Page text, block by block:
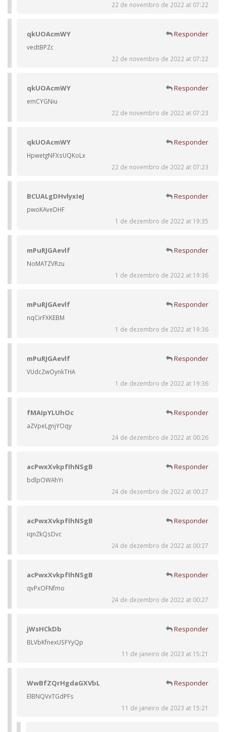
22 de novembro de 2022 at 07:22
qkUOAcmWY Responder
vedtBPZc
22 de novembro de 2022 at 07:22
qkUOAcmWY Responder
emCYGNiu
22 de novembro de 2022 at 07:23
qkUOAcmWY Responder
HpwetgNFXsUQKoLx
22 de novembro de 2022 at 07:23
BCUALgDHvlyxIeJ Responder
pwoKAveDHF
1 de dezembro de 2022 at 19:35
mPuRJGAevlf Responder
NoMATZVRzu
1 de dezembro de 2022 at 19:36
mPuRJGAevlf Responder
nqCirFXKEBM
1 de dezembro de 2022 at 19:36
mPuRJGAevlf Responder
VUdcZwOynkTHA
1 de dezembro de 2022 at 19:36
fMAIpYLUhOc Responder
aZVpeLgnjYOqy
24 de dezembro de 2022 at 00:26
acPwxXvkpfIhNSgB Responder
bdlpOWAhYi
24 de dezembro de 2022 at 00:27
acPwxXvkpfIhNSgB Responder
iqnZkQsDvc
24 de dezembro de 2022 at 00:27
acPwxXvkpfIhNSgB Responder
qvPxOFNfmo
24 de dezembro de 2022 at 00:27
jWsHCkDb Responder
BLVbKfnexUSFYyQp
11 de janeiro de 2023 at 15:21
WwBfZQrHgdaGXVbL Responder
ElBNQVxTGdPFs
11 de janeiro de 2023 at 15:21